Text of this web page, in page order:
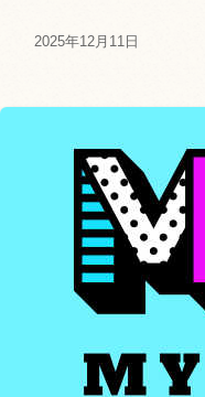
2025年12月11日